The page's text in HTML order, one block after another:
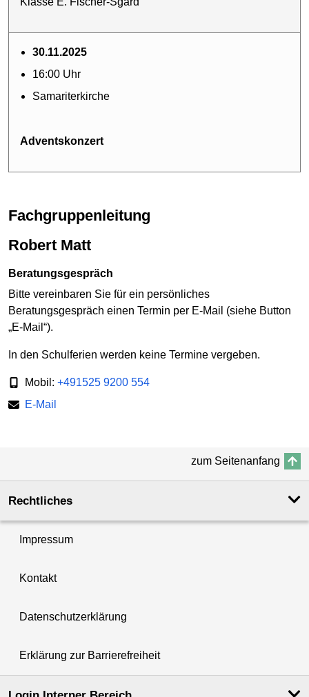
30.11.2025
16:00 Uhr
Samariterkirche
Adventskonzert
Fachgruppenleitung
Robert Matt
Beratungsgespräch
Bitte vereinbaren Sie für ein persönliches
Beratungsgespräch einen Termin per E-Mail (siehe Button
„E-Mail“).
In den Schulferien werden keine Termine vergeben.
Mobil: +491525 9200 554
E-Mail
zum Seitenanfang
Rechtliches
Impressum
Kontakt
Datenschutzerklärung
Erklärung zur Barrierefreiheit